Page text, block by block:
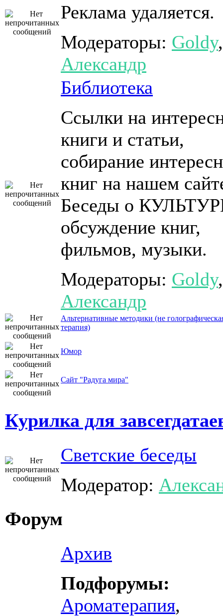
Реклама удаляется.
Модераторы: Goldy,
Александр
Библиотека
Ссылки на
книги и статьи,
собирание
книг на нашем
Беседы о
обсуждение книг,
фильмов, музыки.
Модераторы: Goldy,
Александр
Альтернативные методики (не
терапия)
Юмор
Сайт "Радуга мира"
Курилка для
Светские беседы
Модератор:
Форум
Архив
Подфорумы:
Ароматерапия,